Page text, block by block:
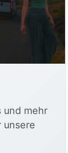
und mehr
unsere